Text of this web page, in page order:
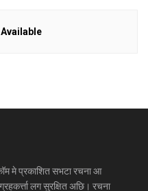
मे प्रकाशित सभटा रचना आ
लग सुरक्षित अछि। रचना